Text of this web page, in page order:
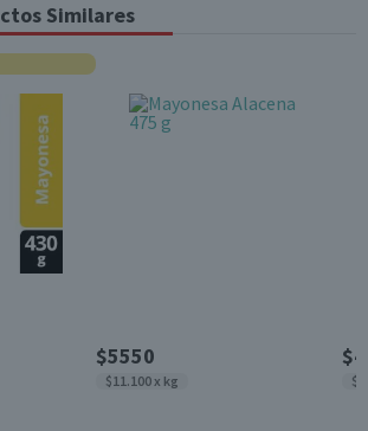
Similares
$5550
$11.100 x kg